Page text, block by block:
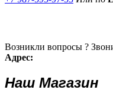
Возникли вопросы ?
Адрес:
Наш Магазин